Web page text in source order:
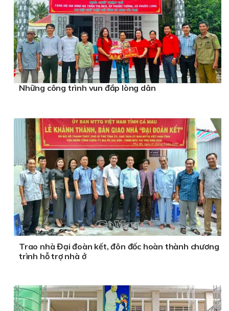
Những công trình vun đắp lòng dân
Trao nhà Đại đoàn kết, đôn đốc hoàn thành chương
trình hỗ trợ nhà ở